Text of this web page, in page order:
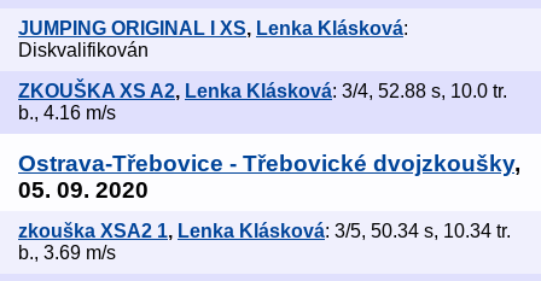
JUMPING ORIGINAL I XS, Lenka Klásková:
Diskvalifikován
ZKOUŠKA XS A2, Lenka Klásková: 3/4, 52.88 s, 10.0 tr.
b., 4.16 m/s
Ostrava-Třebovice - Třebovické dvojzkoušky,
05. 09. 2020
zkouška XSA2 1, Lenka Klásková: 3/5, 50.34 s, 10.34 tr.
b., 3.69 m/s